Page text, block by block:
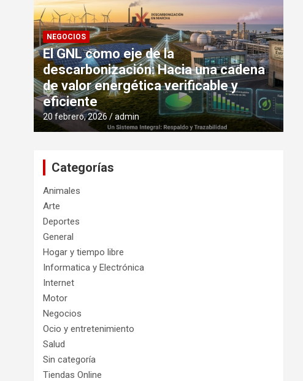
NEGOCIOS
El GNL como eje de la
descarbonización: Hacia una cadena
de valor energética verificable y
eficiente
20 febrero, 2026 admin
Categorías
Animales
Arte
Deportes
General
Hogar y tiempo libre
Informatica y Electrónica
Internet
Motor
Negocios
Ocio y entretenimiento
Salud
Sin categoría
Tiendas Online